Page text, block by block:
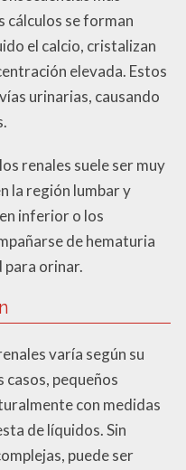
cálculos se forman
el calcio, cristalizan
elevada. Estos
urinarias, causando
renales suele ser muy
la región lumbar y
inferior o los
de hematuria
para orinar.
varía según su
casos, pequeños
con medidas
de líquidos. Sin
puede ser